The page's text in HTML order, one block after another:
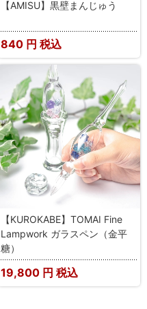
【AMISU】黒壁まんじゅう
840 円 税込
【KUROKABE】TOMAI Fine
Lampwork ガラスペン（金平
糖）
19,800 円 税込